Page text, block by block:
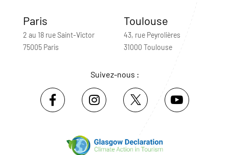
Paris
2 au 18 rue Saint-Victor
75005 Paris
Toulouse
43, rue Peyrolières
31000 Toulouse
Suivez-nous :